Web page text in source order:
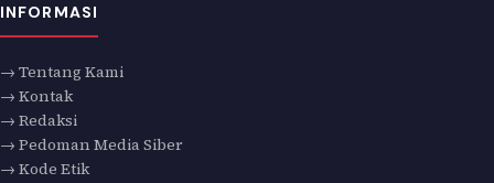
INFORMASI
→ Tentang Kami
→ Kontak
→ Redaksi
→ Pedoman Media Siber
→ Kode Etik